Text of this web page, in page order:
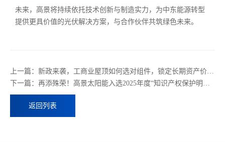
未来，高景将持续依托技术创新与制造实力，为中东能源转型
提供更具价值的光伏解决方案，与合作伙伴共筑绿色未来。
返回列表